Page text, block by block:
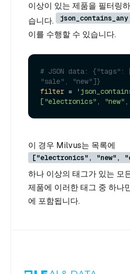
이상이 있는 제품을 필터링
습니다.
json_contains_any
이를 수행할 수 있습니다.
# JSON data: {"tags":
"sale", "new"]}
filter =
["electronics",
이 경우 Milvus는 목록에
["electronics", "new",
하나 이상의 태그가 있는 모
제품에 이러한 태그 중 하나
에 포함됩니다.